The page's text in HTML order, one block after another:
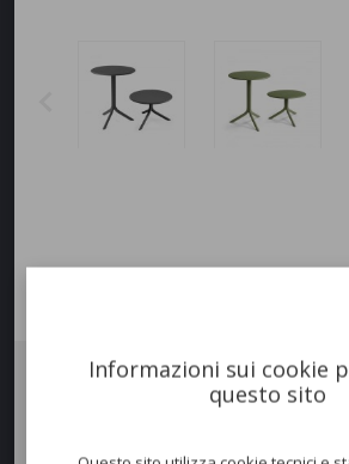
. Tavolo con piano liscio,
fiberglass trattato anti-UV e colorato in massa.
Informazioni sui cookie
questo sito